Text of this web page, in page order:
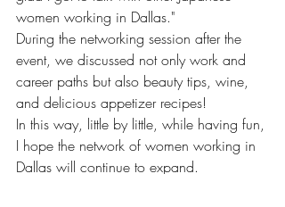
women working in Dallas."
During the networking session after the
event, we discussed not only work and
career paths but also beauty tips, wine,
and delicious appetizer recipes!
In this way, little by little, while having fun,
I hope the network of women working in
Dallas will continue to expand.